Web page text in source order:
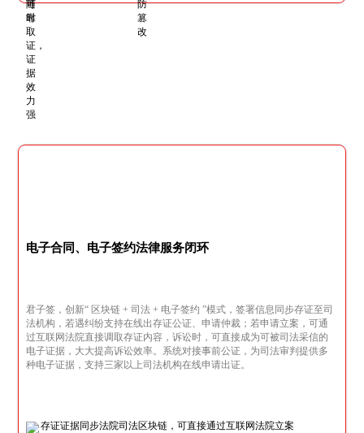
电子合同、电子签约法律服务闭环
君子签，创新“ 区块链 + 司法 + 电子签约 ”模式，签署信息同步存证至司
法机构，若遇纠纷支持在线出存证公证、申请仲裁；若申请立案，可通
过互联网法院直接调取存证内容，诉讼时，可直接成为可被司法采信的
电子证据，大大提高诉讼效率。系统对接事前公证，为司法审判提供多
种电子证据，支持三家以上司法机构在线申请出证。
存证证据同步法院司法区块链，可直接通过互联网法院立案